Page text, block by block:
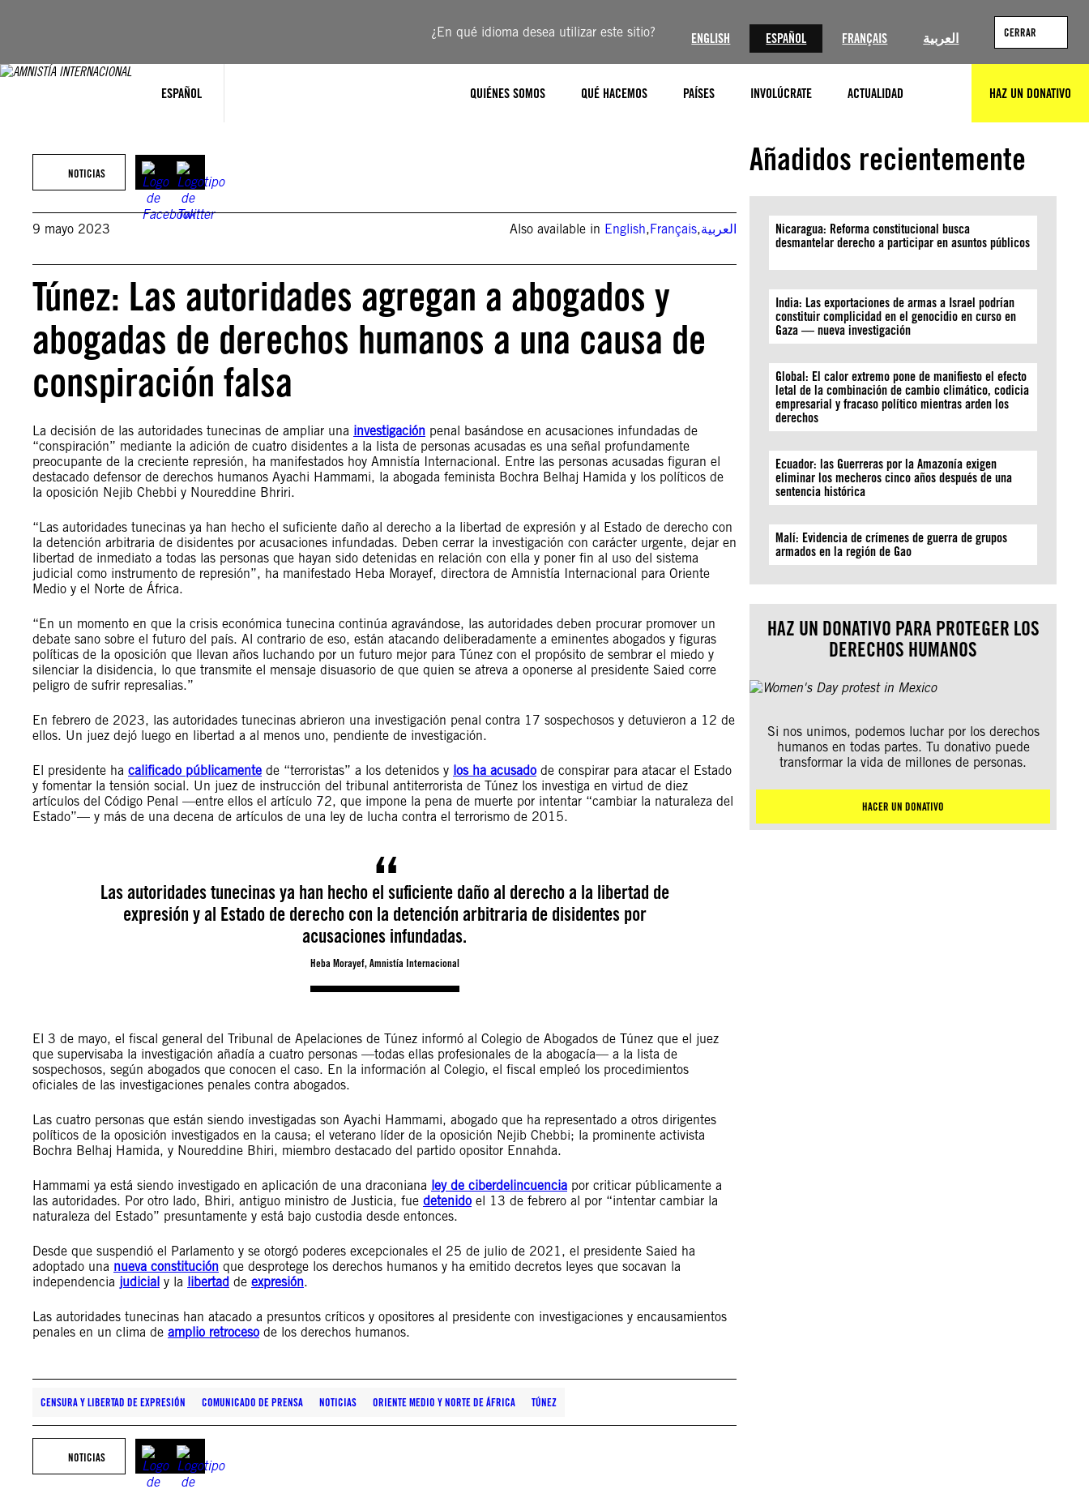
¿En qué idioma desea utilizar este sitio? ENGLISH ESPAÑOL FRANÇAIS العربية CERRAR
ESPAÑOL QUIÉNES SOMOS QUÉ HACEMOS PAÍSES INVOLÚCRATE ACTUALIDAD HAZ UN DONATIVO
NOTICIAS
9 mayo 2023 Also available in English,Français,العربية
Túnez: Las autoridades agregan a abogados y
abogadas de derechos humanos a una causa de
conspiración falsa
La decisión de las autoridades tunecinas de ampliar una investigación penal basándose en acusaciones infundadas de
“conspiración” mediante la adición de cuatro disidentes a la lista de personas acusadas es una señal profundamente
preocupante de la creciente represión, ha manifestados hoy Amnistía Internacional. Entre las personas acusadas figuran el
destacado defensor de derechos humanos Ayachi Hammami, la abogada feminista Bochra Belhaj Hamida y los políticos de
la oposición Nejib Chebbi y Noureddine Bhriri.
“Las autoridades tunecinas ya han hecho el suficiente daño al derecho a la libertad de expresión y al Estado de derecho con
la detención arbitraria de disidentes por acusaciones infundadas. Deben cerrar la investigación con carácter urgente, dejar en
libertad de inmediato a todas las personas que hayan sido detenidas en relación con ella y poner fin al uso del sistema
judicial como instrumento de represión”, ha manifestado Heba Morayef, directora de Amnistía Internacional para Oriente
Medio y el Norte de África.
“En un momento en que la crisis económica tunecina continúa agravándose, las autoridades deben procurar promover un
debate sano sobre el futuro del país. Al contrario de eso, están atacando deliberadamente a eminentes abogados y figuras
políticas de la oposición que llevan años luchando por un futuro mejor para Túnez con el propósito de sembrar el miedo y
silenciar la disidencia, lo que transmite el mensaje disuasorio de que quien se atreva a oponerse al presidente Saied corre
peligro de sufrir represalias.”
En febrero de 2023, las autoridades tunecinas abrieron una investigación penal contra 17 sospechosos y detuvieron a 12 de
ellos. Un juez dejó luego en libertad a al menos uno, pendiente de investigación.
El presidente ha calificado públicamente de “terroristas” a los detenidos y los ha acusado de conspirar para atacar el Estado
y fomentar la tensión social. Un juez de instrucción del tribunal antiterrorista de Túnez los investiga en virtud de diez
artículos del Código Penal —entre ellos el artículo 72, que impone la pena de muerte por intentar “cambiar la naturaleza del
Estado”— y más de una decena de artículos de una ley de lucha contra el terrorismo de 2015.
Las autoridades tunecinas ya han hecho el suficiente daño al derecho a la libertad de
expresión y al Estado de derecho con la detención arbitraria de disidentes por
acusaciones infundadas.
Heba Morayef, Amnistía Internacional
El 3 de mayo, el fiscal general del Tribunal de Apelaciones de Túnez informó al Colegio de Abogados de Túnez que el juez
que supervisaba la investigación añadía a cuatro personas —todas ellas profesionales de la abogacía— a la lista de
sospechosos, según abogados que conocen el caso. En la información al Colegio, el fiscal empleó los procedimientos
oficiales de las investigaciones penales contra abogados.
Las cuatro personas que están siendo investigadas son Ayachi Hammami, abogado que ha representado a otros dirigentes
políticos de la oposición investigados en la causa; el veterano líder de la oposición Nejib Chebbi; la prominente activista
Bochra Belhaj Hamida, y Noureddine Bhiri, miembro destacado del partido opositor Ennahda.
Hammami ya está siendo investigado en aplicación de una draconiana ley de ciberdelincuencia por criticar públicamente a
las autoridades. Por otro lado, Bhiri, antiguo ministro de Justicia, fue detenido el 13 de febrero al por “intentar cambiar la
naturaleza del Estado” presuntamente y está bajo custodia desde entonces.
Desde que suspendió el Parlamento y se otorgó poderes excepcionales el 25 de julio de 2021, el presidente Saied ha
adoptado una nueva constitución que desprotege los derechos humanos y ha emitido decretos leyes que socavan la
independencia judicial y la libertad de expresión.
Las autoridades tunecinas han atacado a presuntos críticos y opositores al presidente con investigaciones y encausamientos
penales en un clima de amplio retroceso de los derechos humanos.
CENSURA Y LIBERTAD DE EXPRESIÓN COMUNICADO DE PRENSA NOTICIAS ORIENTE MEDIO Y NORTE DE ÁFRICA TÚNEZ
NOTICIAS
Añadidos recientemente
Nicaragua: Reforma constitucional busca
desmantelar derecho a participar en asuntos públicos
India: Las exportaciones de armas a Israel podrían
constituir complicidad en el genocidio en curso en
Gaza — nueva investigación
Global: El calor extremo pone de manifiesto el efecto
letal de la combinación de cambio climático, codicia
empresarial y fracaso político mientras arden los
derechos
Ecuador: las Guerreras por la Amazonía exigen
eliminar los mecheros cinco años después de una
sentencia histórica
Malí: Evidencia de crímenes de guerra de grupos
armados en la región de Gao
HAZ UN DONATIVO PARA PROTEGER LOS
DERECHOS HUMANOS
Si nos unimos, podemos luchar por los derechos
humanos en todas partes. Tu donativo puede
transformar la vida de millones de personas.
HACER UN DONATIVO